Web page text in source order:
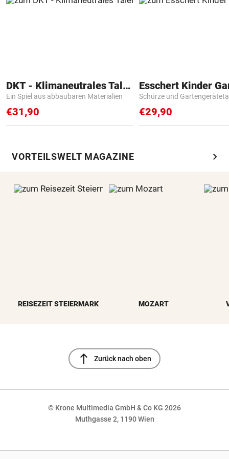
DKT - Klimaneutrales Talent
Ein Spiel aus abbaubaren Materialien
€31,90
Schürze und
€29,90
VORTEILSWELT MAGAZINE chevron_right
REISEZEIT STEIERMARK MOZART
north Zurück nach oben
© Krone Multimedia GmbH & Co KG 2026
Muthgasse 2, 1190 Wien
NaN%